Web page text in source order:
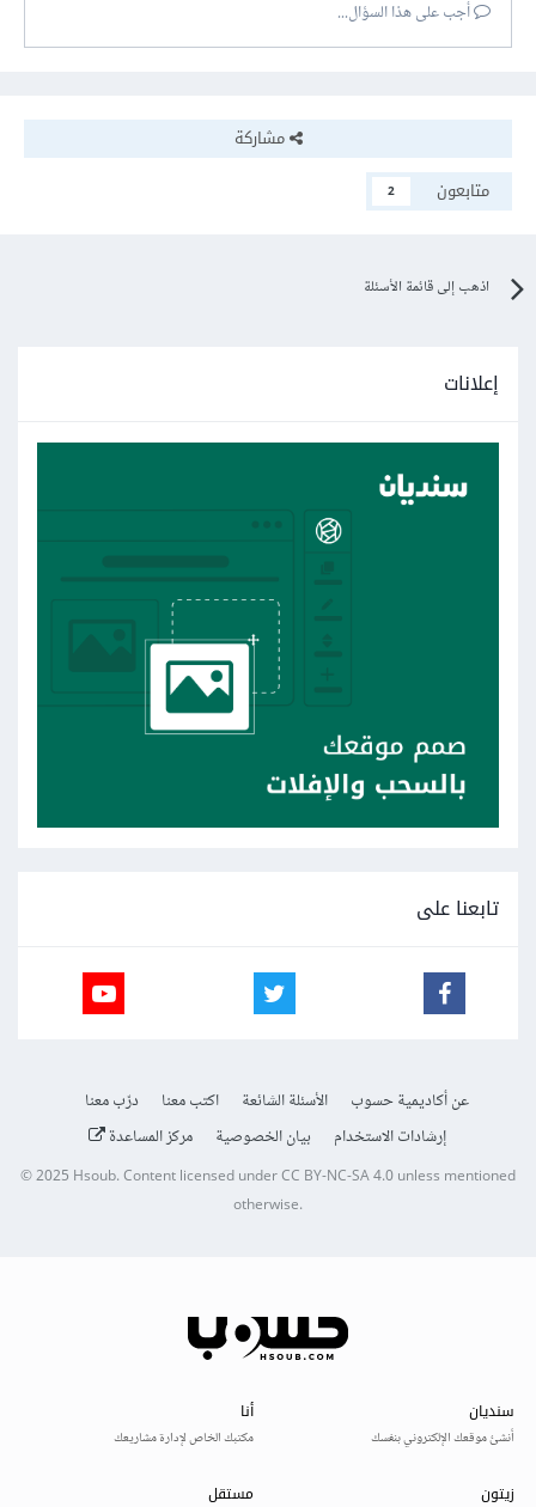
أجب على هذا السؤال...
مشاركة
متابعون
2
اذهب إلى قائمة الأسئلة
إعلانات
تابعنا على
عن أكاديمية حسوب الأسئلة الشائعة اكتب معنا
درّب معنا
إرشادات الاستخدام
بيان الخصوصية مركز المساعدة
© 2025Hsoub.Content licensed underCC BY-NC-SA 4.0unless mentioned
otherwise.